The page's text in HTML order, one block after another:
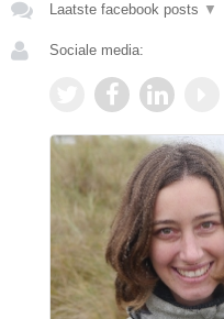
Laatste facebook posts ▼
Sociale media: